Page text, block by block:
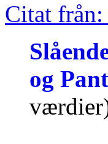
Citat
og